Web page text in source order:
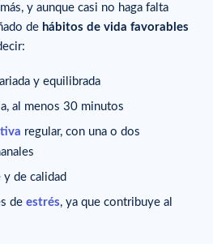
y aunque casi no haga falta
de hábitos de vida favorables
y equilibrada
al menos 30 minutos
regular, con una o dos
de calidad
de estrés, ya que contribuye al